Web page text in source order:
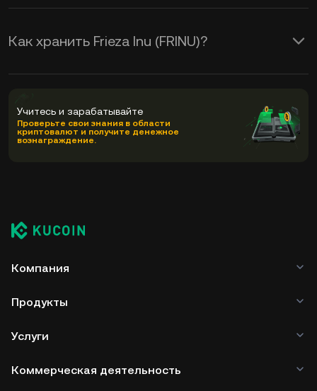
Как хранить Frieza Inu (FRINU)?
Учитесь и зарабатывайте
Проверьте свои знания в области
криптовалют и получите денежное
вознаграждение.
Компания
Продукты
Услуги
Коммерческая деятельность